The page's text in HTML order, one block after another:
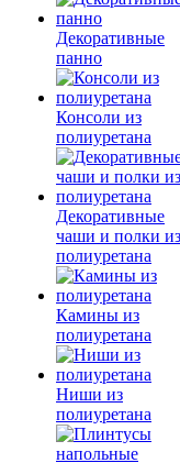
Декоративные
панно
Консоли из
полиуретана
Декоративные
чаши и полки из
полиуретана
Камины из
полиуретана
Ниши из
полиуретана